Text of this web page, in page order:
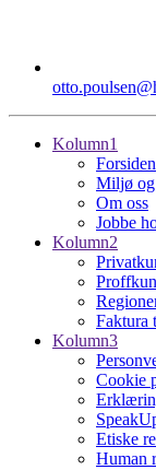
Kolumn1
Forsiden
Miljø
Om oss
Jobbe
Kolumn2
Faktura
Kolumn3
Cookie
Etiske
Human